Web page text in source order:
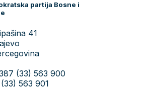
partija Bosne i
41
(33) 563 900
563 901